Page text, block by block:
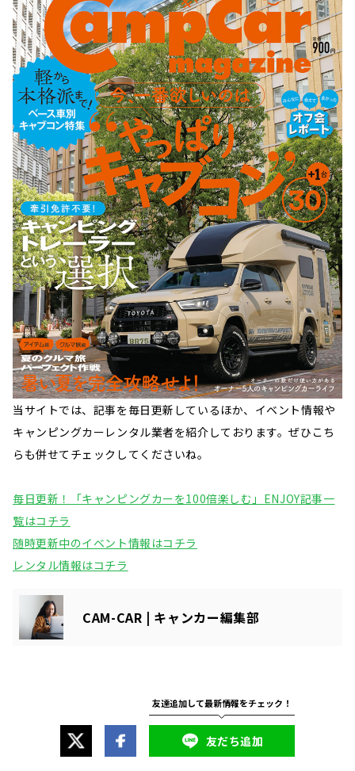
当サイトでは、記事を毎日更新しているほか、イベント情報や
キャンピングカーレンタル業者を紹介しております。ぜひこち
らも併せてチェックしてくださいね。
毎日更新！「キャンピングカーを100倍楽しむ」ENJOY記事一
覧はコチラ
随時更新中のイベント情報はコチラ
レンタル情報はコチラ
CAM-CAR | キャンカー編集部
友だち追加